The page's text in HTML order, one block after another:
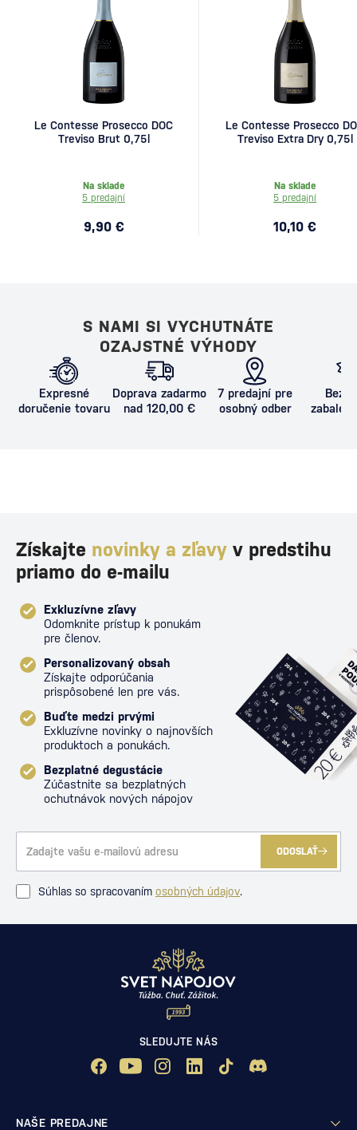
Le Contesse Prosecco DOC
Treviso Brut 0,75l
Na sklade
5 predajní
9,90 €
Le Contesse Prosecco
Treviso Extra Dry 0,75l
Na sklade
5 predajní
10,10 €
S NAMI SI VYCHUTNÁTE
OZAJSTNÉ VÝHODY
Expresné
doručenie tovaru
Doprava zadarmo
nad 120,00 €
7 predajní pre
osobný odber
Získajte novinky a zľavy v predstihu
priamo do e-mailu
Exkluzívne zľavy
Odomknite prístup k ponukám
pre členov.
Personalizovaný obsah
Získajte odporúčania
prispôsobené len pre vás.
Buďte medzi prvými
Exkluzívne novinky o najnovších
produktoch a ponukách.
Bezplatné degustácie
Zúčastnite sa bezplatných
ochutnávok nových nápojov
ODOSLAŤ
Súhlas so spracovaním osobných údajov.
SLEDUJTE NÁS
NAŠE PREDAJNE